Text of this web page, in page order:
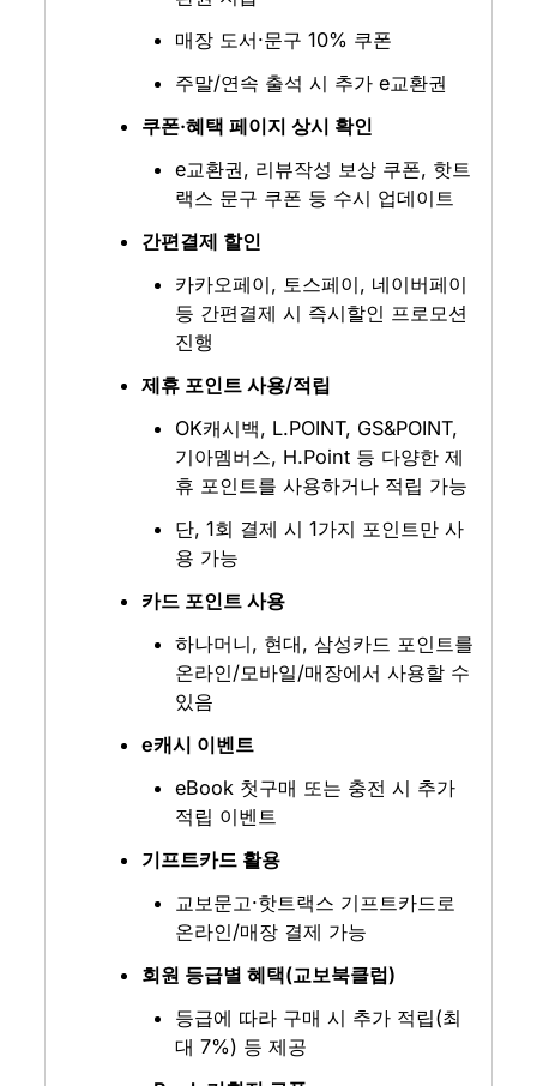
매장 도서·문구 10% 쿠폰
주말/연속 출석 시 추가 e교환권
쿠폰·혜택 페이지 상시 확인
e교환권, 리뷰작성 보상 쿠폰, 핫트
랙스 문구 쿠폰 등 수시 업데이트
간편결제 할인
카카오페이, 토스페이, 네이버페이
등 간편결제 시 즉시할인 프로모션
진행
제휴 포인트 사용/적립
OK캐시백, L.POINT, GS&POINT,
기아멤버스, H.Point 등 다양한 제
휴 포인트를 사용하거나 적립 가능
단, 1회 결제 시 1가지 포인트만 사
용 가능
카드 포인트 사용
하나머니, 현대, 삼성카드 포인트를
온라인/모바일/매장에서 사용할 수
있음
e캐시 이벤트
eBook 첫구매 또는 충전 시 추가
적립 이벤트
기프트카드 활용
교보문고·핫트랙스 기프트카드로
온라인/매장 결제 가능
회원 등급별 혜택(교보북클럽)
등급에 따라 구매 시 추가 적립(최
대 7%) 등 제공